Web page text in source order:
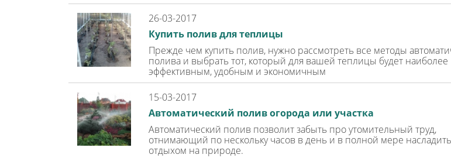
26-03-2017
Купить полив для теплицы
Прежде чем купить полив, нужно рассмотреть все методы
полива и выбрать тот, который для вашей теплицы будет наиболее
эффективным, удобным и экономичным
15-03-2017
Автоматический полив огорода или участка
Автоматический полив позволит забыть про утомительный труд,
отнимающий по нескольку часов в день и в полной мере
отдыхом на природе.